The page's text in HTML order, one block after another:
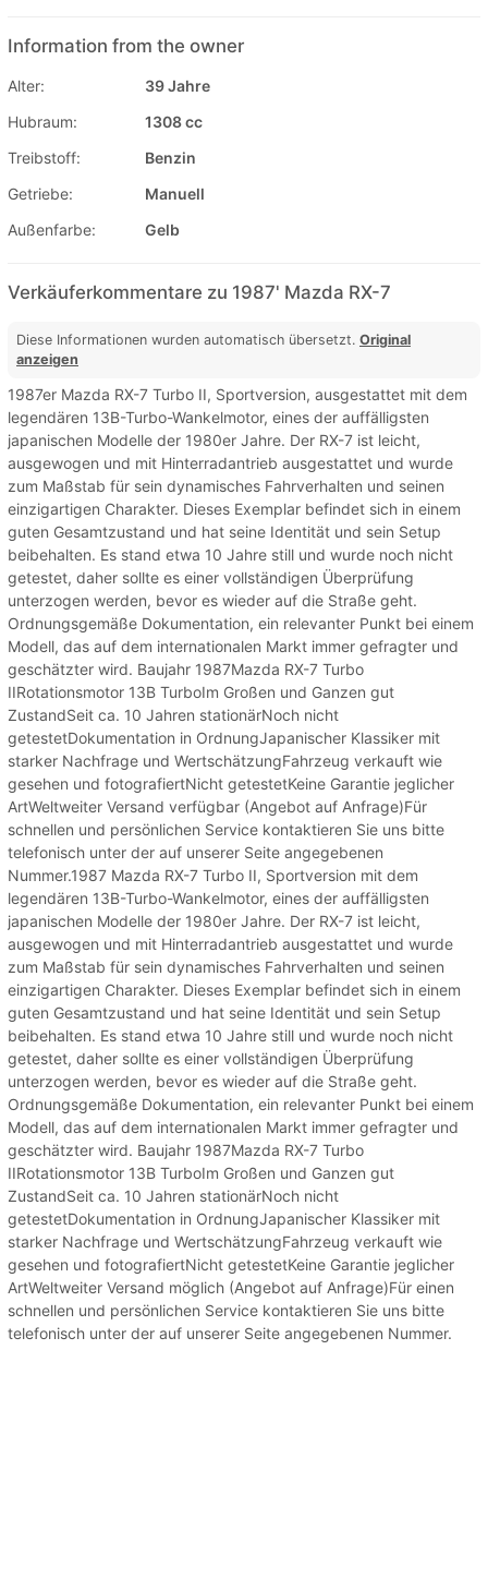
Information from the owner
Alter:
39 Jahre
Hubraum:
1308 cc
Treibstoff:
Benzin
Getriebe:
Manuell
Außenfarbe:
Gelb
Verkäuferkommentare zu 1987' Mazda RX-7
Diese Informationen wurden automatisch übersetzt. Original
anzeigen
1987er Mazda RX-7 Turbo II, Sportversion, ausgestattet mit dem
legendären 13B-Turbo-Wankelmotor, eines der auffälligsten
japanischen Modelle der 1980er Jahre. Der RX-7 ist leicht,
ausgewogen und mit Hinterradantrieb ausgestattet und wurde
zum Maßstab für sein dynamisches Fahrverhalten und seinen
einzigartigen Charakter. Dieses Exemplar befindet sich in einem
guten Gesamtzustand und hat seine Identität und sein Setup
beibehalten. Es stand etwa 10 Jahre still und wurde noch nicht
getestet, daher sollte es einer vollständigen Überprüfung
unterzogen werden, bevor es wieder auf die Straße geht.
Ordnungsgemäße Dokumentation, ein relevanter Punkt bei einem
Modell, das auf dem internationalen Markt immer gefragter und
geschätzter wird. Baujahr 1987Mazda RX-7 Turbo
IIRotationsmotor 13B TurboIm Großen und Ganzen gut
ZustandSeit ca. 10 Jahren stationärNoch nicht
getestetDokumentation in OrdnungJapanischer Klassiker mit
starker Nachfrage und WertschätzungFahrzeug verkauft wie
gesehen und fotografiertNicht getestetKeine Garantie jeglicher
ArtWeltweiter Versand verfügbar (Angebot auf Anfrage)Für
schnellen und persönlichen Service kontaktieren Sie uns bitte
telefonisch unter der auf unserer Seite angegebenen
Nummer.1987 Mazda RX-7 Turbo II, Sportversion mit dem
legendären 13B-Turbo-Wankelmotor, eines der auffälligsten
japanischen Modelle der 1980er Jahre. Der RX-7 ist leicht,
ausgewogen und mit Hinterradantrieb ausgestattet und wurde
zum Maßstab für sein dynamisches Fahrverhalten und seinen
einzigartigen Charakter. Dieses Exemplar befindet sich in einem
guten Gesamtzustand und hat seine Identität und sein Setup
beibehalten. Es stand etwa 10 Jahre still und wurde noch nicht
getestet, daher sollte es einer vollständigen Überprüfung
unterzogen werden, bevor es wieder auf die Straße geht.
Ordnungsgemäße Dokumentation, ein relevanter Punkt bei einem
Modell, das auf dem internationalen Markt immer gefragter und
geschätzter wird. Baujahr 1987Mazda RX-7 Turbo
IIRotationsmotor 13B TurboIm Großen und Ganzen gut
ZustandSeit ca. 10 Jahren stationärNoch nicht
getestetDokumentation in OrdnungJapanischer Klassiker mit
starker Nachfrage und WertschätzungFahrzeug verkauft wie
gesehen und fotografiertNicht getestetKeine Garantie jeglicher
ArtWeltweiter Versand möglich (Angebot auf Anfrage)Für einen
schnellen und persönlichen Service kontaktieren Sie uns bitte
telefonisch unter der auf unserer Seite angegebenen Nummer.